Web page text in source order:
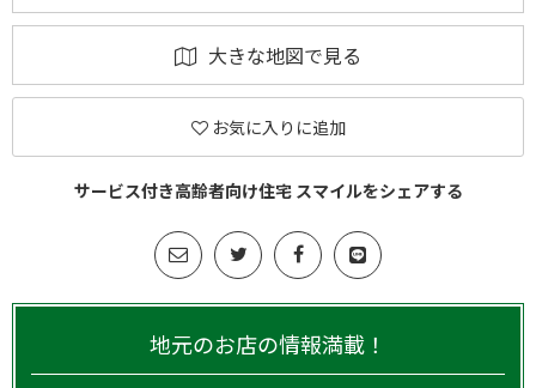
大きな地図で見る
お気に入りに追加
サービス付き高齢者向け住宅 スマイルをシェアする
地元のお店の情報満載！